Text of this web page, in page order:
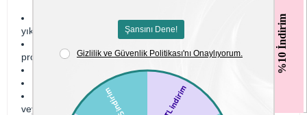
%10 İndirim
Kullanmadan önce 30°C'de (koruyucu bir çanta içinde)
yıkamanızı öneririz.
Çamaşır makinesinde maksimum 30°C sıcaklıkta, hassas
programda yıkanabilir.
Kuru temizleme yapmayın.
Ütülenmemelidir.
Kurutma makinesinde kurutulmamalıdır. Doğal kurutma
veya düşük sıcaklık önerilir.